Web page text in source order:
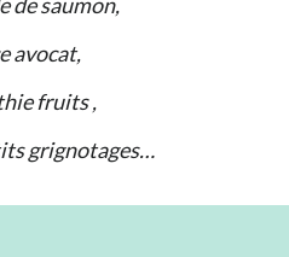
avocat,
fruits ,
grignotages…